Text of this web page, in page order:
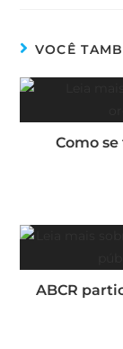
VOCÊ
Como
ABCR